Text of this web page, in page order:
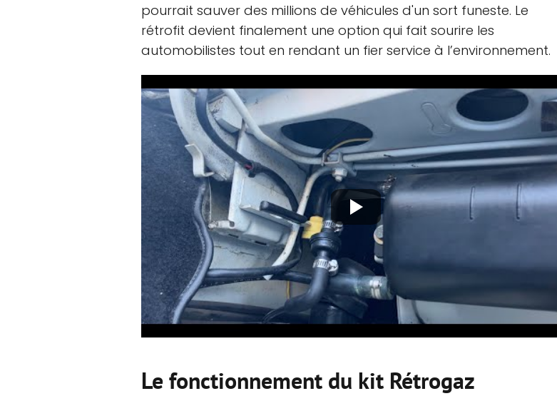
pourrait sauver des millions de véhicules d'un sort funeste. Le
rétrofit devient finalement une option qui fait sourire les
automobilistes tout en rendant un fier service à l’environnement.
Le fonctionnement du kit Rétrogaz